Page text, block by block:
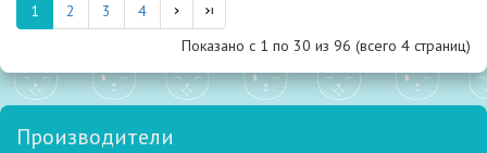
1 2 3
4
Показано с 1 по 30 из 96 (всего 4 страниц)
Производители